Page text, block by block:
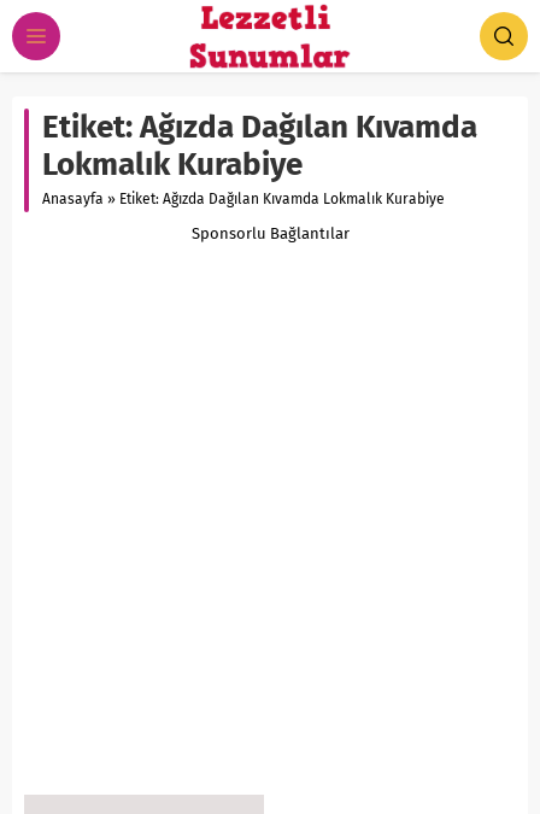
Etiket:Ağızda Dağılan Kıvamda
Lokmalık Kurabiye
Anasayfa » Etiket: Ağızda Dağılan Kıvamda Lokmalık Kurabiye
Sponsorlu Bağlantılar